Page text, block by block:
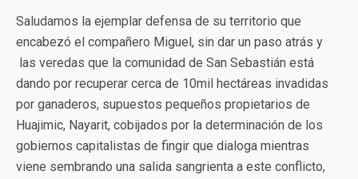
Saludamos la ejemplar defensa de su territorio que
encabezó el compañero Miguel, sin dar un paso atrás y
las veredas que la comunidad de San Sebastián está
dando por recuperar cerca de 10mil hectáreas invadidas
por ganaderos, supuestos pequeños propietarios de
Huajimic, Nayarit, cobijados por la determinación de los
gobiernos capitalistas de fingir que dialoga mientras
viene sembrando una salida sangrienta a este conflicto,